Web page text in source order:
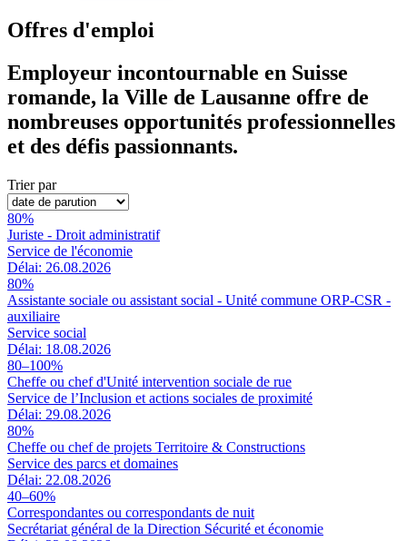
Offres d'emploi
Employeur incontournable en Suisse
romande, la Ville de Lausanne offre de
nombreuses opportunités professionnelles
et des défis passionnants.
Trier par
80%
Juriste - Droit administratif
Service de l'économie
Délai: 26.08.2026
80%
Assistante sociale ou assistant social - Unité commune ORP-CSR -
auxiliaire
Service social
Délai: 18.08.2026
80–100%
Cheffe ou chef d'Unité intervention sociale de rue
Service de l’Inclusion et actions sociales de proximité
Délai: 29.08.2026
80%
Cheffe ou chef de projets Territoire & Constructions
Service des parcs et domaines
Délai: 22.08.2026
40–60%
Correspondantes ou correspondants de nuit
Secrétariat général de la Direction Sécurité et économie